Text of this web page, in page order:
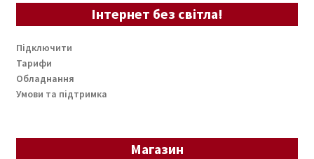
Інтернет без світла!
Підключити
Тарифи
Обладнання
Умови та підтримка
Магазин